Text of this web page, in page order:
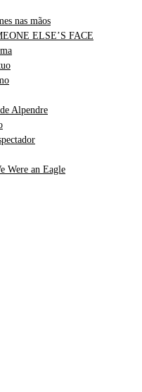
nas mãos
ELSE’S FACE
Alpendre
Were an Eagle